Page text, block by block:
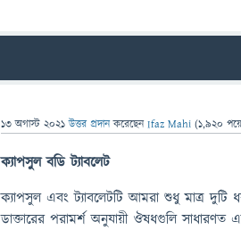
13 অগাস্ট 2021 উত্তর প্রদান করেছেনIfaz Mahi (1,920
ক্যাপসুল বডি ট্যাবলেট
ক্যাপসুল এবং ট্যাবলেটটি আমরা শুধু মাত্র
ডাক্তারের পরামর্শ অনুযায়ী ঔষধগুলি